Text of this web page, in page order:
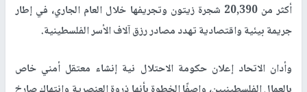
أكثر من 20,390 شجرة زيتون وتجريفها خلال العام الجاري، في إطار
جريمة بيئية واقتصادية تهدد مصادر رزق آلاف الأسر الفلسطينية.
وأدان الاتحاد إعلان حكومة الاحتلال نية إنشاء معتقل أمني خاص